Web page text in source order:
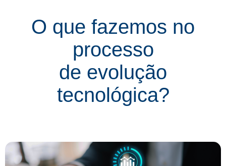
O que fazemos no
processo
de evolução
tecnológica?